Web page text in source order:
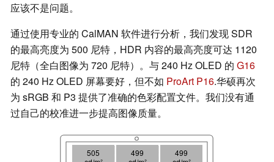
应该不是问题。
通过使用专业的 CalMAN 软件进行分析，我们发现 SDR
的最高亮度为 500 尼特，HDR 内容的最高亮度可达 1120
尼特（全白图像为 720 尼特）。与 240 Hz OLED 的 G16
的 240 Hz OLED 屏幕要好，但不如 ProArt P16.华硕再次
为 sRGB 和 P3 提供了准确的色彩配置文件。我们没有通
过自己的校准进一步提高图像质量。
505
499
499